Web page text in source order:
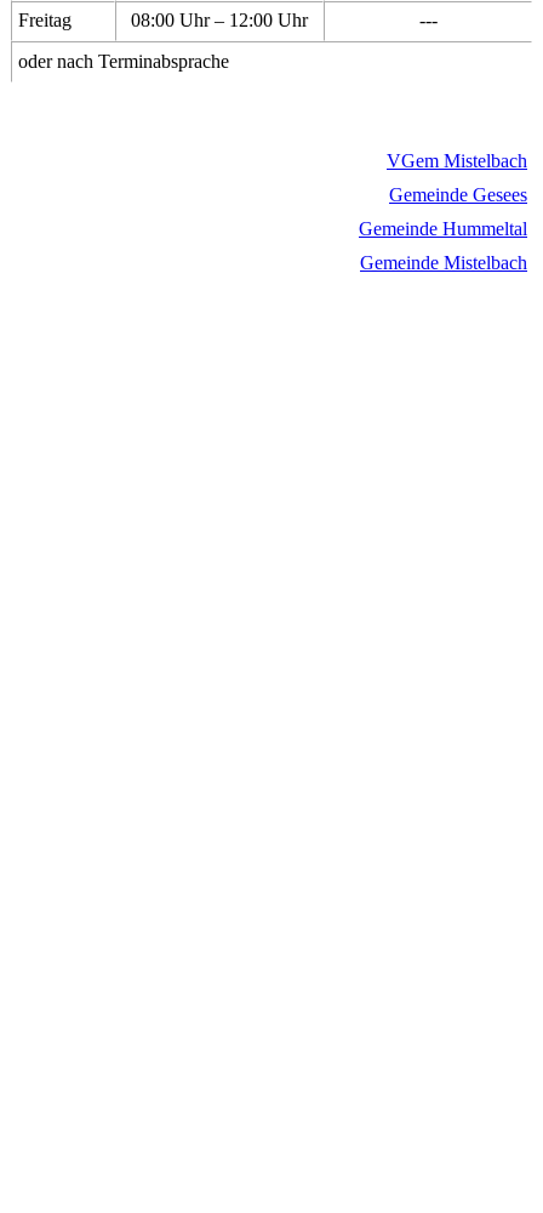
Freitag
08:00 Uhr – 12:00 Uhr
---
oder nach Terminabsprache
VGem Mistelbach
Gemeinde Gesees
Gemeinde Hummeltal
Gemeinde Mistelbach